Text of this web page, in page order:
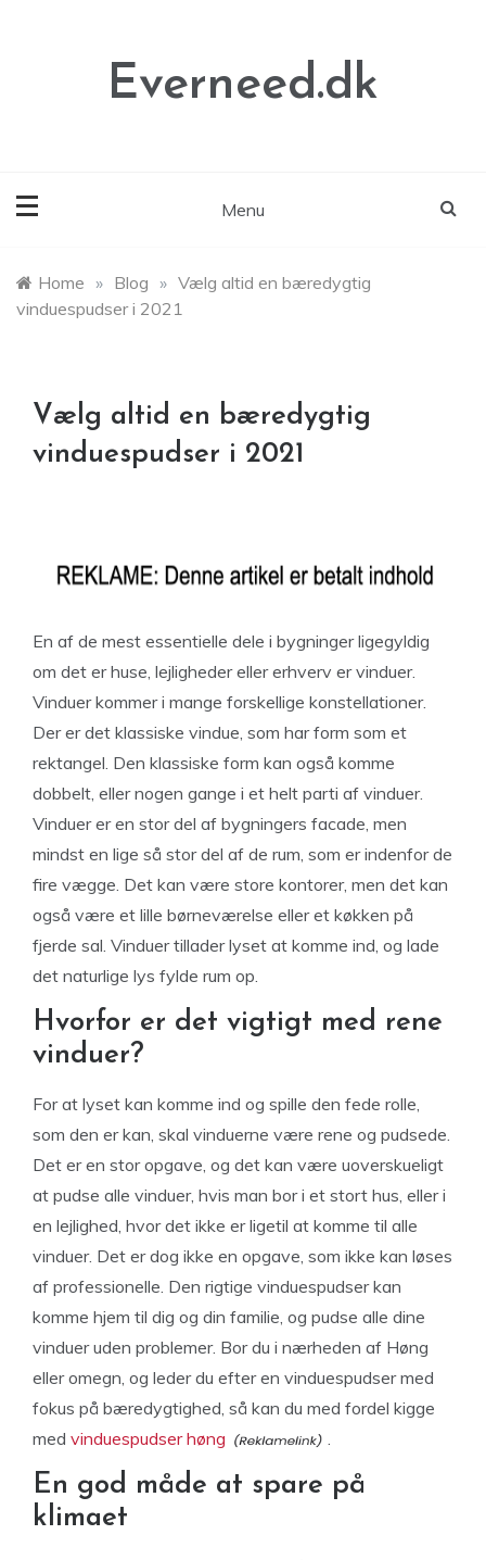
Everneed.dk
Menu
Home » Blog » Vælg altid en bæredygtig
vinduespudser i 2021
Vælg altid en bæredygtig
vinduespudser i 2021
En af de mest essentielle dele i bygninger ligegyldig
om det er huse, lejligheder eller erhverv er vinduer.
Vinduer kommer i mange forskellige konstellationer.
Der er det klassiske vindue, som har form som et
rektangel. Den klassiske form kan også komme
dobbelt, eller nogen gange i et helt parti af vinduer.
Vinduer er en stor del af bygningers facade, men
mindst en lige så stor del af de rum, som er indenfor de
fire vægge. Det kan være store kontorer, men det kan
også være et lille børneværelse eller et køkken på
fjerde sal. Vinduer tillader lyset at komme ind, og lade
det naturlige lys fylde rum op.
Hvorfor er det vigtigt med rene
vinduer?
For at lyset kan komme ind og spille den fede rolle,
som den er kan, skal vinduerne være rene og pudsede.
Det er en stor opgave, og det kan være uoverskueligt
at pudse alle vinduer, hvis man bor i et stort hus, eller i
en lejlighed, hvor det ikke er ligetil at komme til alle
vinduer. Det er dog ikke en opgave, som ikke kan løses
af professionelle. Den rigtige vinduespudser kan
komme hjem til dig og din familie, og pudse alle dine
vinduer uden problemer. Bor du i nærheden af Høng
eller omegn, og leder du efter en vinduespudser med
fokus på bæredygtighed, så kan du med fordel kigge
med vinduespudser høng .
En god måde at spare på
klimaet